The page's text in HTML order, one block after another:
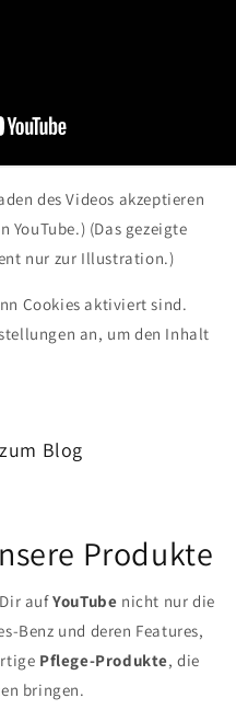
des Videos akzeptieren
YouTube.) (Das gezeigte
nur zur Illustration.)
Cookies aktiviert sind.
an, um den Inhalt
Blog
Produkte
aufYouTube nicht nur die
Benz und deren Features,
Pflege-Produkte, die
bringen.